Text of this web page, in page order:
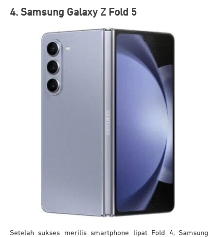
4. Samsung Galaxy Z Fold 5
Setelah sukses merilis smartphone lipat Fold 4, Samsung